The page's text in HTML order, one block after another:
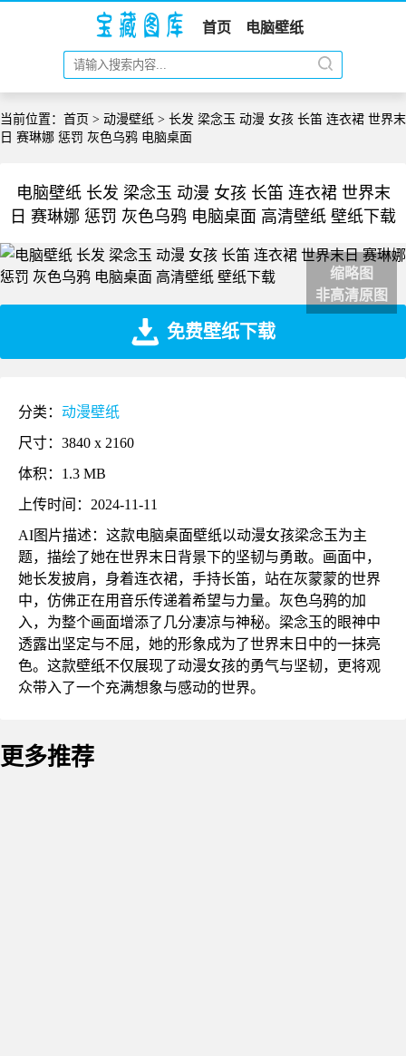
首页 电脑壁纸
当前位置： 首页 > 动漫壁纸 > 长发 梁念玉 动漫 女孩 长笛 连衣裙 世界末
日 赛琳娜 惩罚 灰色乌鸦 电脑桌面
电脑壁纸 长发 梁念玉 动漫 女孩 长笛 连衣裙 世界末
日 赛琳娜 惩罚 灰色乌鸦 电脑桌面 高清壁纸 壁纸下载
缩略图
非高清原图
免费壁纸下载
分类： 动漫壁纸
尺寸：3840 x 2160
体积：1.3 MB
上传时间：2024-11-11
AI图片描述：这款电脑桌面壁纸以动漫女孩梁念玉为主
题，描绘了她在世界末日背景下的坚韧与勇敢。画面中，
她长发披肩，身着连衣裙，手持长笛，站在灰蒙蒙的世界
中，仿佛正在用音乐传递着希望与力量。灰色乌鸦的加
入，为整个画面增添了几分凄凉与神秘。梁念玉的眼神中
透露出坚定与不屈，她的形象成为了世界末日中的一抹亮
色。这款壁纸不仅展现了动漫女孩的勇气与坚韧，更将观
众带入了一个充满想象与感动的世界。
更多推荐